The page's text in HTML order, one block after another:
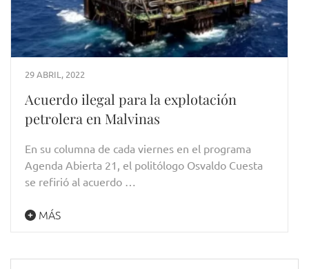
29 ABRIL, 2022
Acuerdo ilegal para la explotación
petrolera en Malvinas
En su columna de cada viernes en el programa
Agenda Abierta 21, el politólogo Osvaldo Cuesta
se refirió al acuerdo …
MÁS